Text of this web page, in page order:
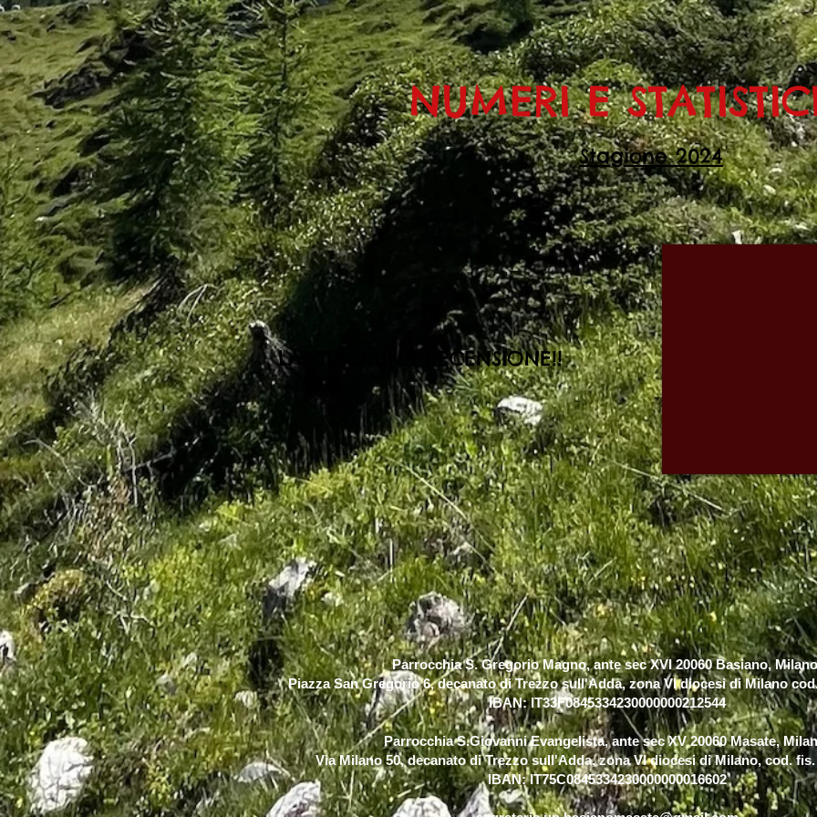
NUMERI E
Stagione 2024
LASCIACI UNA RECENSIONE!!
Parrocchia S. Gregorio Magno, ante sec XVI 20060 Basiano,
Piazza San Gregorio 6, decanato di Trezzo sull'Adda, zona VI diocesi di Milano
IBAN: IT33F0845334230000000212544
Parrocchia S.Giovanni Evangelista, ante sec XV​ 20060 Masate,
Via Milano 50, decanato di Trezzo sull'Adda, zona VI diocesi di Milano, cod. fis.
IBAN: IT75C0845334230000000016602